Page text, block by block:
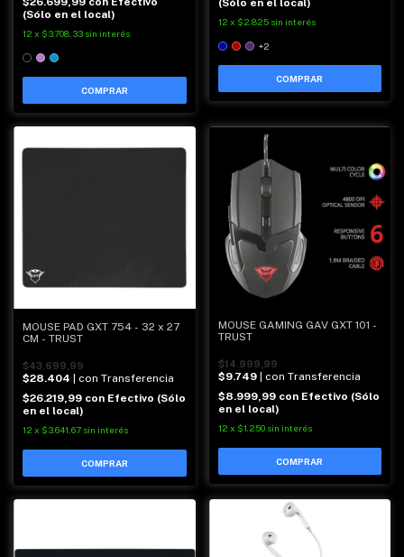
(Sólo en el local)
12 x $3.708,33 sin interés
COMPRAR
(Sólo en el local)
12 x $2.825 sin interés
+2
COMPRAR
MOUSE PAD GXT 754 - 32 x 27
CM - TRUST
$43.699,99
$28.404 | con Transferencia
$26.219,99 con Efectivo (Sólo
en el local)
12 x $3.641,67 sin interés
MOUSE GAMING GAV GXT 101 -
TRUST
$14.999,99
$9.749 | con Transferencia
$8.999,99 con Efectivo (Sólo
en el local)
12 x $1.250 sin interés